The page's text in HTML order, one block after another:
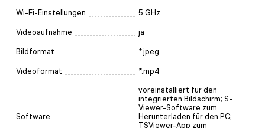
Wi-Fi-Einstellungen 5 GHz
Videoaufnahme ja
Bildformat *.jpeg
Videoformat *.mp4
Software
voreinstalliert für den
integrierten Bildschirm; S-
Viewer-Software zum
Herunterladen für den PC;
TSViewer-App zum